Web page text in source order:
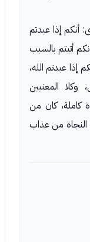
أنكم إذا عبدتم
أتيتم بالسبب
إذا عبدتم الله،
وكلا المعنيين
كاملة، كان من
من عذاب